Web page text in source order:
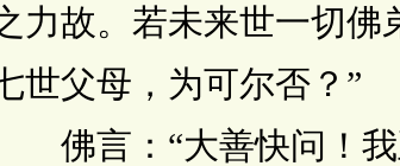
力故。若未来世一切佛
世父母，为可尔否？”
佛言：“大善快问！我